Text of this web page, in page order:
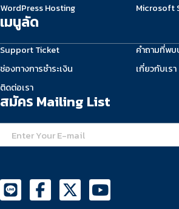
WordPress Hosting
Microsoft
เมนูลัด
Support Ticket
ช่องทางการชำระเงิน
ติดต่อเรา
คำถามที่พ
เกี่ยวกับเรา
สมัคร Mailing List